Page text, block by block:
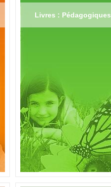
Livres : Pédagogiques